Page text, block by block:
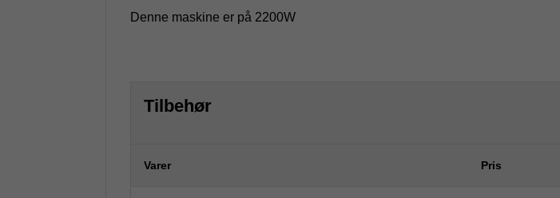
Denne maskine er på 2200W
Tilbehør
Varer Pris